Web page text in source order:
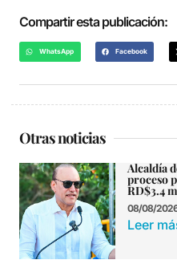
Compartir esta publicación:
WhatsApp Facebook
Otras noticias
Alcaldía
proceso
RD$3.4
08/08/
Leer